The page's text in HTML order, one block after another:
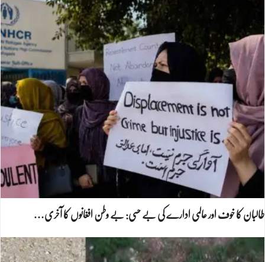
طالبان کا خوف اور عالمی ادارے کی بے حسی: بے وطن افغانوں کا آخری…